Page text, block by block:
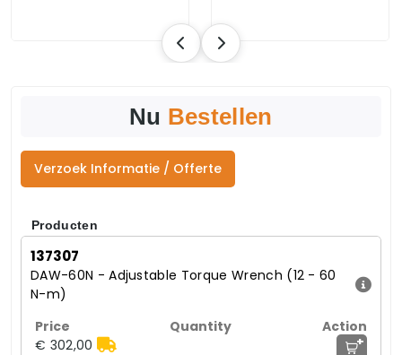
Nu Bestellen
Verzoek Informatie / Offerte
Producten
137307
DAW-60N - Adjustable Torque Wrench (12 - 60
N-m)
€ 302,00 +